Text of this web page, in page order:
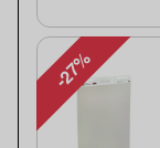
-27%